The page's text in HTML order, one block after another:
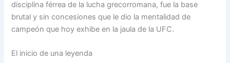
disciplina férrea de la lucha grecorromana, fue la base
brutal y sin concesiones que le dio la mentalidad de
campeón que hoy exhibe en la jaula de la UFC.
El inicio de una leyenda